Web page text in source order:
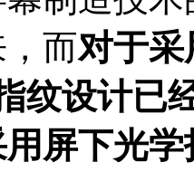
而对于采
纹设计已
屏下光